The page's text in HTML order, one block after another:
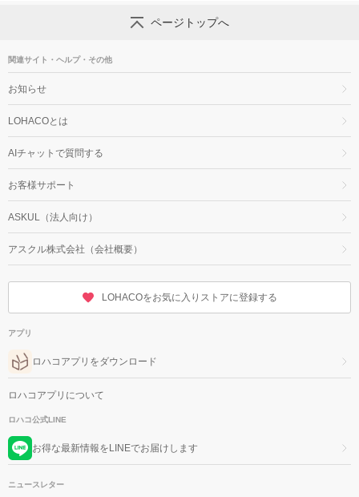
ページトップへ
関連サイト・ヘルプ・その他
お知らせ
LOHACOとは
AIチャットで質問する
お客様サポート
ASKUL（法人向け）
アスクル株式会社（会社概要）
LOHACOをお気に入りストアに登録する
アプリ
ロハコアプリをダウンロード
ロハコアプリについて
ロハコ公式LINE
お得な最新情報をLINEでお届けします
ニュースレター